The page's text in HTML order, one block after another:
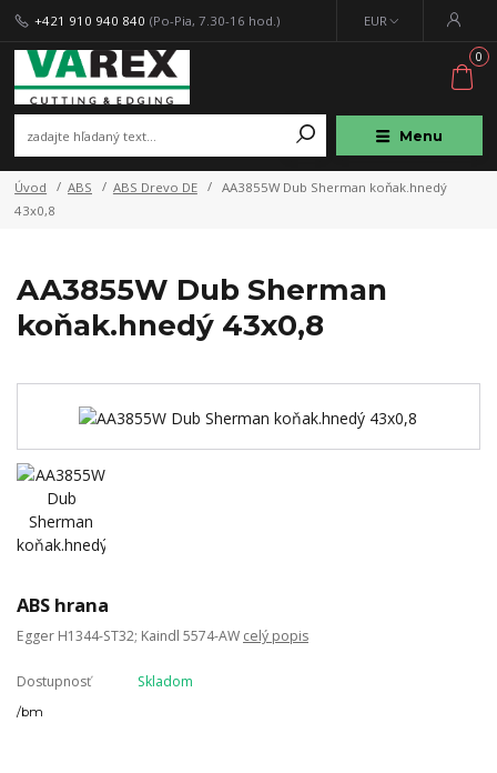
Menu
EUR
+421 910 940 840 (Po-Pia, 7.30-16 hod.)
0
Úvod ABS ABS Drevo DE
AA3855W Dub Sherman koňak.hnedý
43x0,8
AA3855W Dub Sherman
koňak.hnedý 43x0,8
ABS hrana
Egger H1344-ST32; Kaindl 5574-AW celý popis
Dostupnosť Skladom
/bm